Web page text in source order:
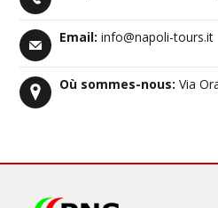
Email: info@napoli-tours.it
Où sommes-nous: Via